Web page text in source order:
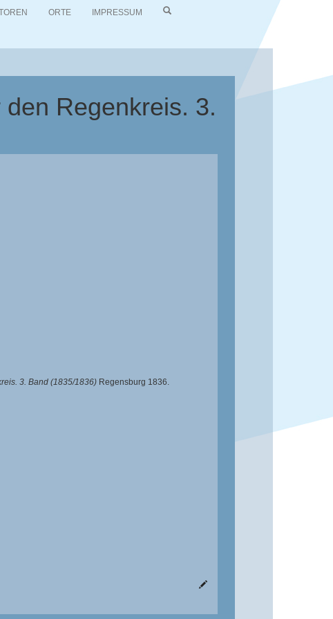
ORTE IMPRESSUM
Regenkreis. 3.
3. Band (1835/1836) Regensburg 1836.